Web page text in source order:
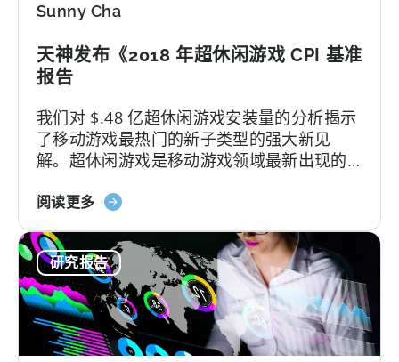
动
广
告
报
告
Sunny Cha
天神发布《2018 年超休闲游戏 CPI 基准
报告
我们对 $.48 亿超休闲游戏安装量的分析揭示
了移动游戏最热门的新子类型的强大新见
解。超休闲游戏是移动游戏领域最新出现的
商店中最赚钱、最广受欢迎的游戏类型之
阅读更多关
《天
神
发
布
2018
年
研究报告